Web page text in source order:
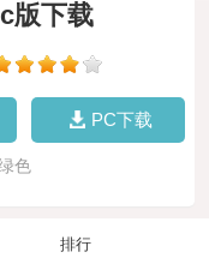
版下载
PC下载
色
排行